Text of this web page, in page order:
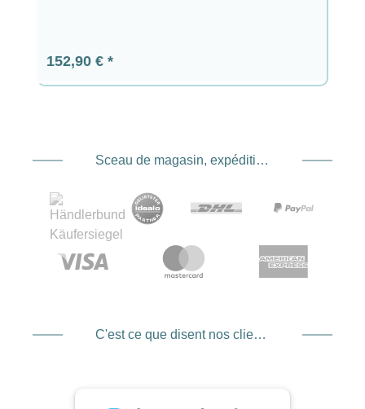
Prix régulier :
152,90 €
Sceau de magasin, expédition et expédition. Prestataire de services de paiement
C'est ce que disent nos clients